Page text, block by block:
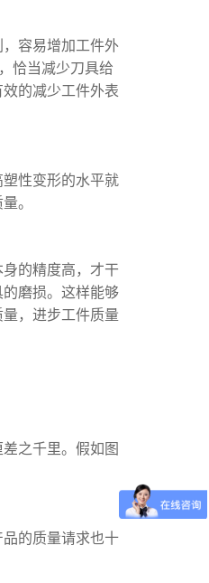
容易增加工件外
恰当减少刀具给
的减少工件外表
性变形的水平就
。
的精度高，才干
磨损。这样能够
，进步工件质量
之千里。假如图
的质量请求也十